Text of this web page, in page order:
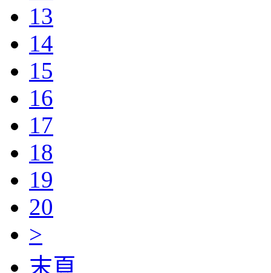
13
14
15
16
17
18
19
20
>
末頁